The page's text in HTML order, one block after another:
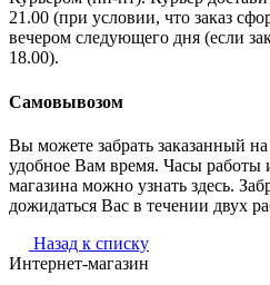
21.00 (при условии, что заказ
вечером следующего дня (если
18.00).
Самовывозом
Вы можете забрать заказанный
удобное Вам время. Часы работы
магазина можно узнать здесь.
дожидаться Вас в течении двух
Назад к списку
Интернет-магазин